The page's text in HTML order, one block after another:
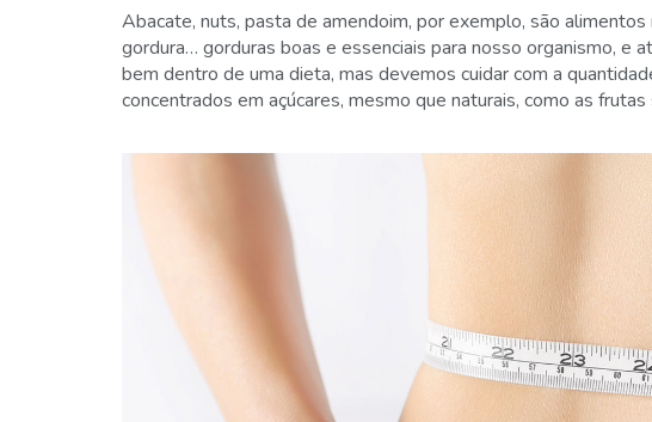
Abacate, nuts, pasta de amendoim, por exemplo, são
gordura… gorduras boas e essenciais para nosso organismo, e
bem dentro de uma dieta, mas devemos cuidar com a
concentrados em açúcares, mesmo que naturais, como as frutas